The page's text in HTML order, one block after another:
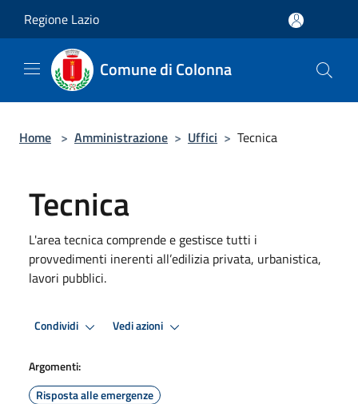
Regione Lazio
Comune di Colonna
Home > Amministrazione > Uffici > Tecnica
Tecnica
L'area tecnica comprende e gestisce tutti i
provvedimenti inerenti all’edilizia privata, urbanistica,
lavori pubblici.
Condividi Vedi azioni
Argomenti:
Risposta alle emergenze